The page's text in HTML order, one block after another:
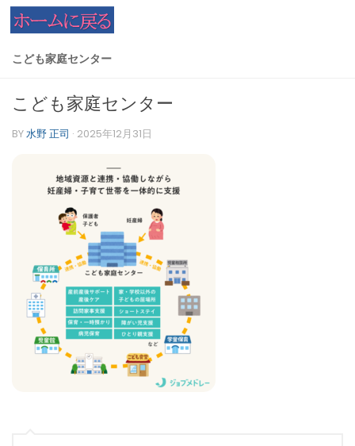
コンテンツへスキップ
こども家庭センター
こども家庭センター
BY水野 正司 · 2025年12月31日